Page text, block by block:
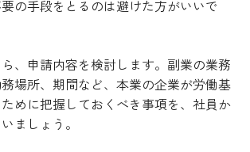
の手段をとるのは避けた方がいいで
、申請内容を検討します。副業の業務
場所、期間など、本業の企業が労働基
めに把握しておくべき事項を、社員か
ましょう。